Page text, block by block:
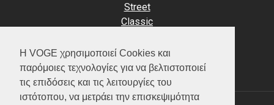
Η VOGE χρησιμοποιεί Cookies και
παρόμοιες τεχνολογίες για να βελτιστοποιεί
τις επιδόσεις και τις λειτουργίες του
ιστότοπου, να μετράει την επισκεψιμότητα
Street
Classic
Scooter
ATV (Loncin)